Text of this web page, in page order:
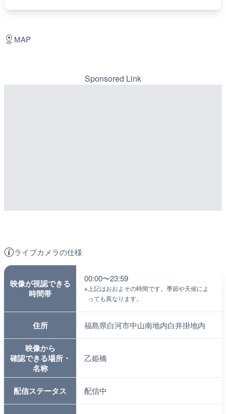
ライブカメラの仕様
映像が視認できる
時間帯
00:00〜23:59
※ 上記はおおよその時間です。季節や天候によ
っても異なります。
住所 福島県白河市中山南地内白井掛地内
映像から
確認できる場所・
名称
乙姫橋
配信ステータス 配信中
MAP
Sponsored Link